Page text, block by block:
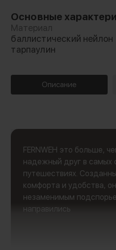
Основные
Материал
баллистический нейлон
тарпаулин
Описание
FERNWEH это больше,
надежный друг в самых
путешествиях.
комфорта и удобства,
незаменимым
направились